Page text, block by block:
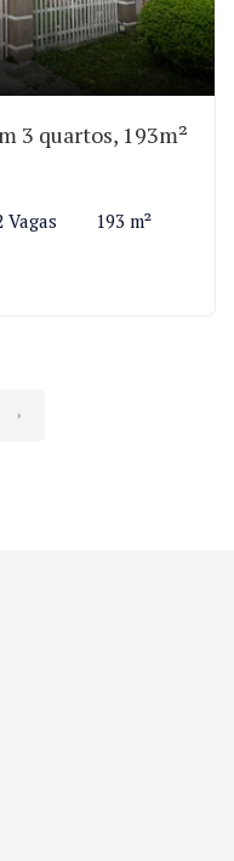
3 quartos, 193m²
Vagas 193 m²
›